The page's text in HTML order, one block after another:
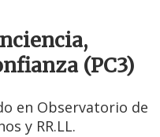
(PC3)
en Observatorio de
y RR.LL.